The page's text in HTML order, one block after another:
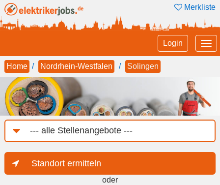
Merkliste
Login
Home Nordrhein-Westfalen Solingen
Job-
Kategorie
Standort ermitteln
oder